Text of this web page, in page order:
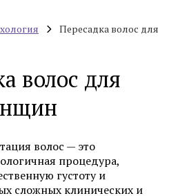
Пересадка волос для
волос для
волос — это
процедура,
густоту и
сложных клинических и